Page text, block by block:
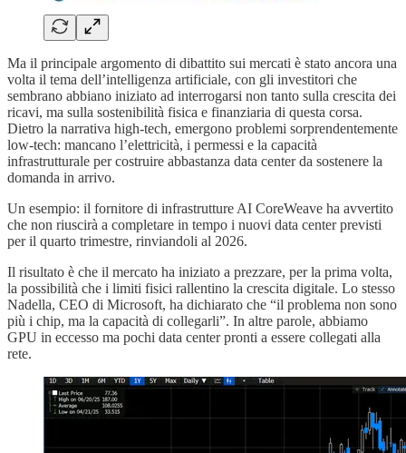
Ma il principale argomento di dibattito sui mercati è stato ancora una
volta il tema dell’intelligenza artificiale, con gli investitori che
sembrano abbiano iniziato ad interrogarsi non tanto sulla crescita dei
ricavi, ma sulla sostenibilità fisica e finanziaria di questa corsa.
Dietro la narrativa high-tech, emergono problemi sorprendentemente
low-tech: mancano l’elettricità, i permessi e la capacità
infrastrutturale per costruire abbastanza data center da sostenere la
domanda in arrivo.
Un esempio: il fornitore di infrastrutture AI CoreWeave ha avvertito
che non riuscirà a completare in tempo i nuovi data center previsti
per il quarto trimestre, rinviandoli al 2026.
Il risultato è che il mercato ha iniziato a prezzare, per la prima volta,
la possibilità che i limiti fisici rallentino la crescita digitale. Lo stesso
Nadella, CEO di Microsoft, ha dichiarato che “il problema non sono
più i chip, ma la capacità di collegarli”. In altre parole, abbiamo
GPU in eccesso ma pochi data center pronti a essere collegati alla
rete.